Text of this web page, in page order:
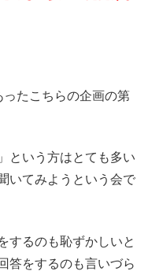
たこちらの企画の第
という方はとても多い
いてみようという会で
するのも恥ずかしいと
答をするのも言いづら